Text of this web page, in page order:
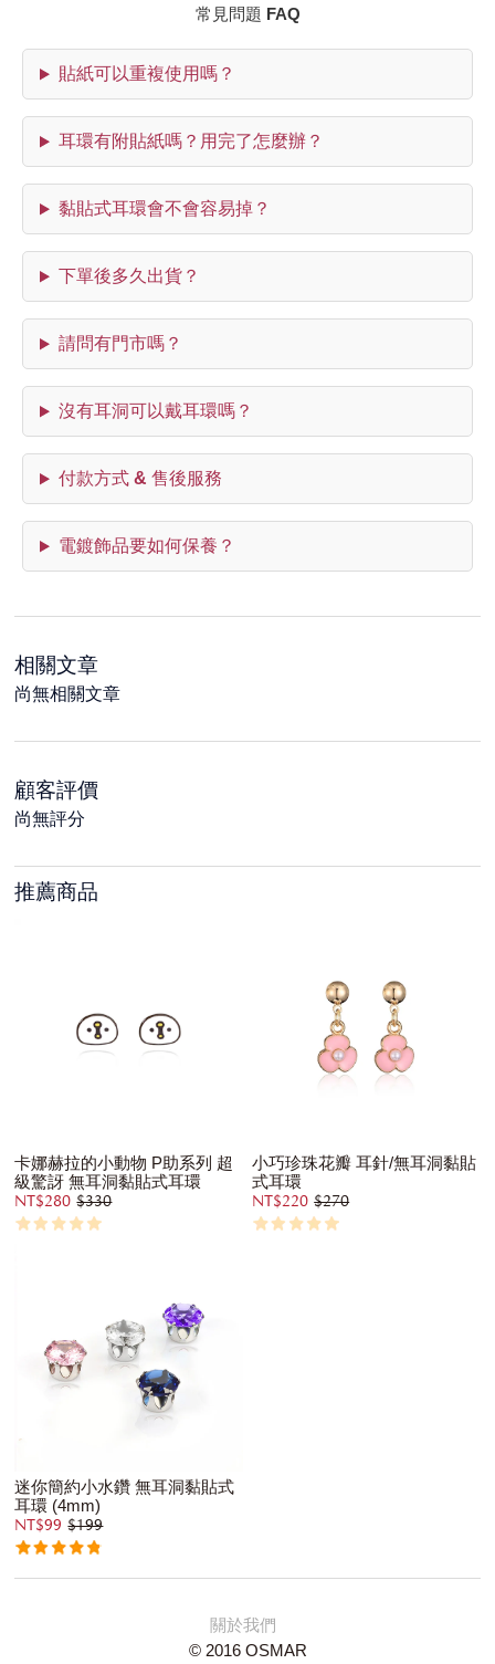
常見問題 FAQ
貼紙可以重複使用嗎？
耳環有附貼紙嗎？用完了怎麼辦？
黏貼式耳環會不會容易掉？
下單後多久出貨？
請問有門市嗎？
沒有耳洞可以戴耳環嗎？
付款方式 & 售後服務
電鍍飾品要如何保養？
相關文章
尚無相關文章
顧客評價
尚無評分
推薦商品
卡娜赫拉的小動物 P助系列 超
級驚訝 無耳洞黏貼式耳環
NT$280 $330
小巧珍珠花瓣 耳針/無耳洞黏貼
式耳環
NT$220 $270
迷你簡約小水鑽 無耳洞黏貼式
耳環 (4mm)
NT$99 $199
關於我們
© 2016 OSMAR